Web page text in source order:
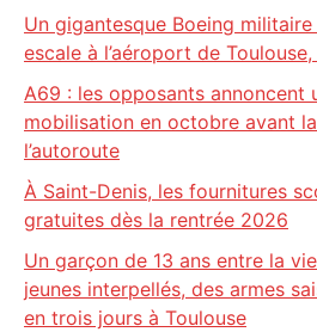
Un gigantesque Boeing
escale à l’aéroport de
A69 : les opposants annoncent
mobilisation en octobre avant
l’autoroute
À Saint-Denis, les fournitures
gratuites dès la rentrée 2026
Un garçon de 13 ans entre la
jeunes interpellés, des armes
en trois jours à Toulouse